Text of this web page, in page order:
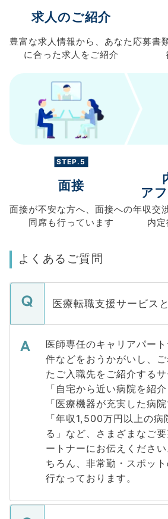
求人のご紹介
豊富な求人情報から、 あなた
に合った求人を ご紹介
応募書
STEP.5
面接
面接が不安な方へ、 面接への
同席も行っています
ア
年収交
内
よくあるご質問
医療転職支援サービス
医師専任のキャリアパー
件などをおうかがいし、
たご入職先をご紹介するサ
「自宅から近い病院を紹介
「医療機器が充実した病院
「年収1,500万円以上の病
る」など、さまざまなご
ートナーにお伝えくださ
ちろん、非常勤・スポッ
行なっております。